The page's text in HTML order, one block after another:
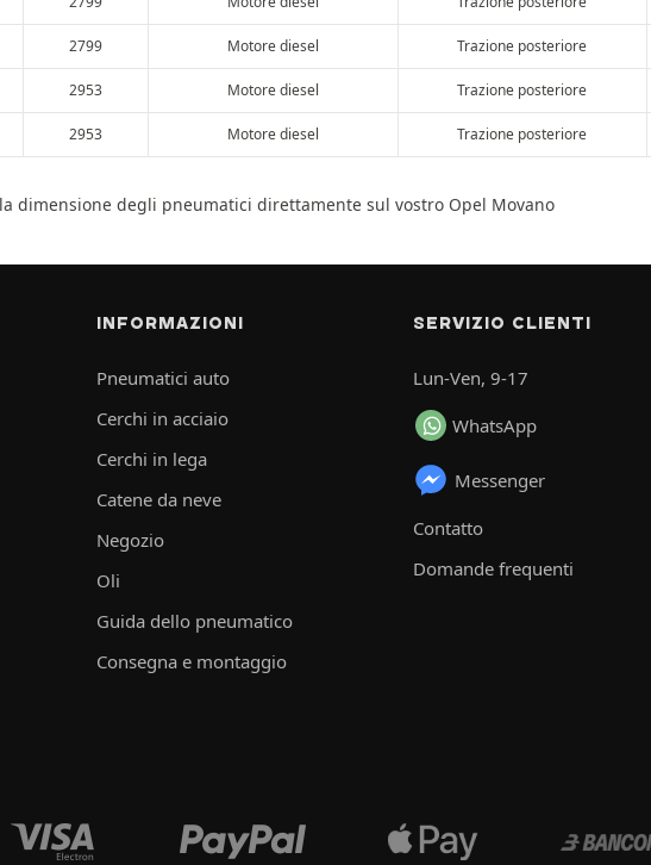
2799 Motore diesel Trazione posteriore
2953 Motore diesel Trazione posteriore
2953 Motore diesel Trazione posteriore
dimensione degli pneumatici direttamente sul vostro Opel Movano
INFORMAZIONI
Pneumatici auto
Cerchi in acciaio
Cerchi in lega
Catene da neve
Negozio
Oli
Guida dello pneumatico
Consegna e montaggio
SERVIZIO CLIENTI
Lun-Ven, 9-17
WhatsApp
Messenger
Contatto
Domande frequenti